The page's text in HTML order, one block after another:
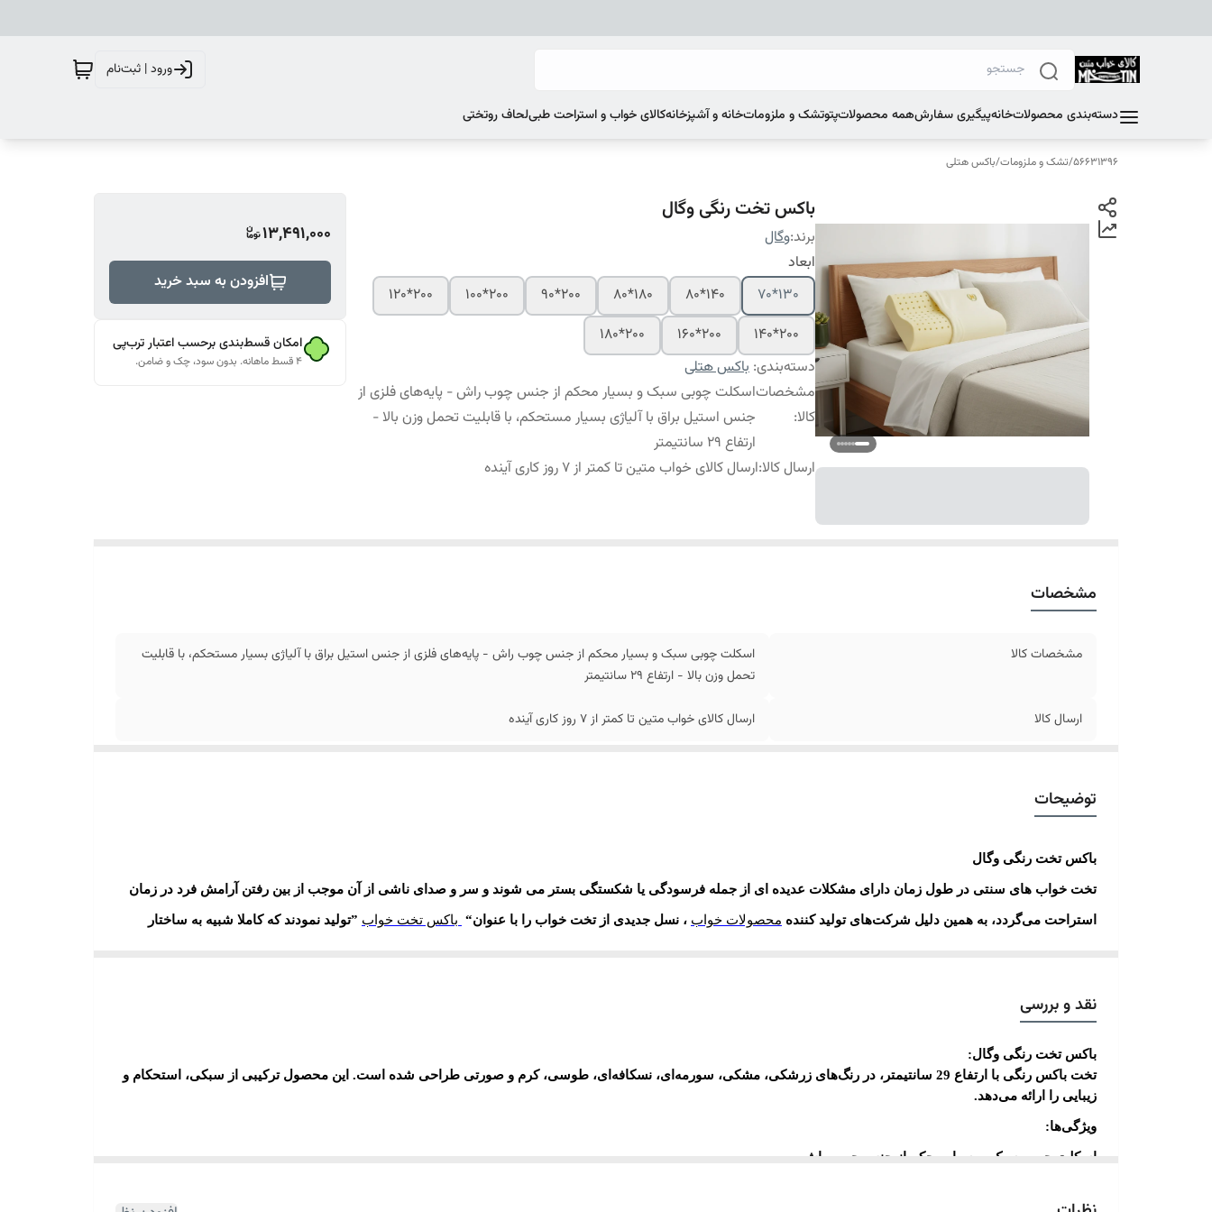
ورود | ثبت‌نام
دسته‌بندی محصولاتخانهپیگیری سفارشهمه محصولاتپتوتشک و ملزوماتخانه و آشپزخانهکالای خواب و استراحت طبیلحاف روتختی
56631396
/تشک و ملزومات/باکس هتلی
باکس تخت رنگی وگال
برند:وگال
ابعاد
130*70
140*80
180*80
200*90
200*100
200*120
200*140
200*160
200*180
دسته‌بندی: باکس هتلی
مشخصات
کالا:
اسکلت چوبی سبک و بسیار محکم از جنس چوب راش - پایه‌های فلزی از
جنس استیل براق با آلیاژی بسیار مستحکم، با قابلیت تحمل وزن بالا -
ارتفاع 29 سانتیمتر
ارسال کالا:ارسال کالای خواب متین تا کمتر از 7 روز کاری آینده
13,491,000
افزودن به سبد خرید
امکان قسط‌بندی برحسب اعتبار ترب‌پی
۴ قسط ماهانه. بدون سود، چک و ضامن.
مشخصات
مشخصات کالا
اسکلت چوبی سبک و بسیار محکم از جنس چوب راش - پایه‌های فلزی از جنس استیل براق با آلیاژی بسیار مستحکم، با قابلیت
تحمل وزن بالا - ارتفاع 29 سانتیمتر
ارسال کالا ارسال کالای خواب متین تا کمتر از 7 روز کاری آینده
توضیحات
باکس تخت رنگی وگال
تخت خواب های سنتی در طول زمان دارای مشکلات عدیده ای از جمله فرسودگی یا شکستگی بستر می شوند و سر و صدای ناشی از آن موجب از بین رفتن آرامش فرد در زمان
استراحت می‌گردد، به همین دلیل شرکت‌های تولید کننده محصولات خواب ، نسل جدیدی از تخت خواب را با عنوان“ باکس تخت خواب ”تولید نمودند که کاملا شبیه به ساختار
دلیل استفاده از پارچه مخمل با تنوع بالای رنگ و طرح با ویژگی‌های منحصر به فردی همچون آنتی باکتریال ، ضد استرس و آنتی مایت (ضد حشره)، برای طراحی اتاق خواب مورد
تولید در تمامی سایزها و قابل استفاده برای تمامی تشک ها می باشد
نقد و بررسی
باکس تخت رنگی وگال:
تخت باکس رنگی با ارتفاع 29 سانتیمتر، در رنگ‌های زرشکی، مشکی، سورمه‌ای، نسکافه‌ای، طوسی، کرم و صورتی طراحی شده است. این محصول ترکیبی از سبکی، استحکام و
زیبایی را ارائه می‌دهد.
ویژگی‌ها:
اسکلت چوبی سبک و بسیار محکم از جنس چوب راش